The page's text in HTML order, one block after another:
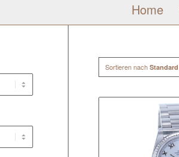
Home
Sortieren nachStandard